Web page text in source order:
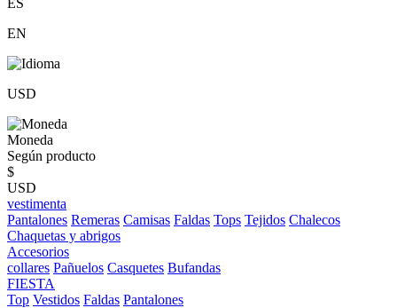
ES
EN
USD
Moneda
Según producto
$
USD
vestimenta
Pantalones Remeras Camisas Faldas Tops Tejidos Chalecos
Chaquetas y abrigos
Accesorios
collares Pañuelos Casquetes Bufandas
FIESTA
Top Vestidos Faldas Pantalones